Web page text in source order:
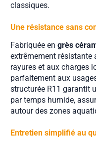
classiques.
Une résistance sans
Fabriquée en grès
extrêmement résistante
rayures et aux charges
parfaitement aux
structurée R11 garantit
par temps humide,
autour des zones
Entretien simplifié au